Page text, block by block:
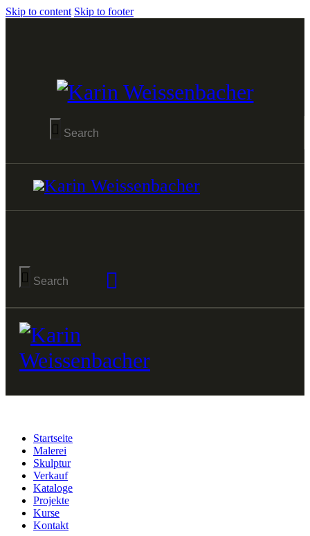
Skip to content Skip to footer
Startseite
Malerei
Skulptur
Verkauf
Kataloge
Projekte
Kurse
Kontakt